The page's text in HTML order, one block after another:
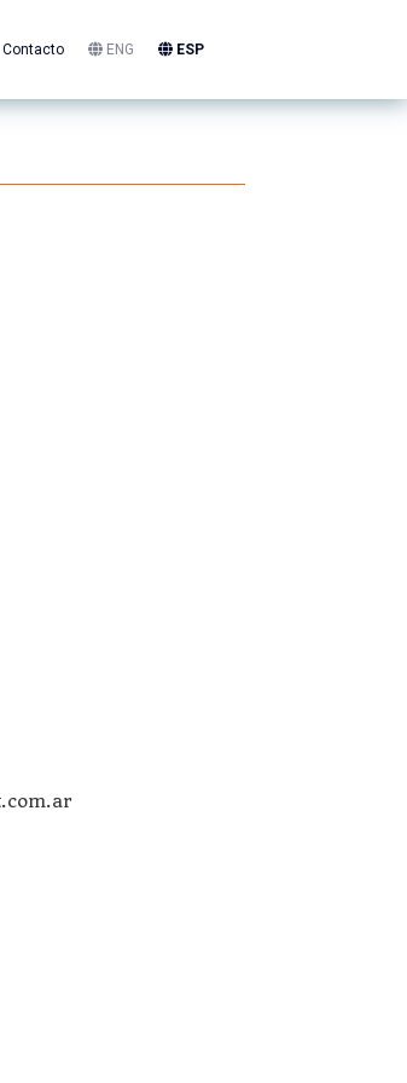
Contacto ENG ESP